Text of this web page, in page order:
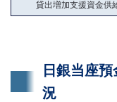
貸出増加支援資金供
日銀当座預
況